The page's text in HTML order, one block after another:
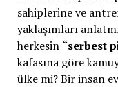
sahiplerine ve
yaklaşımları
herkesin “serbest
kafasına göre
ülke mi? Bir insan